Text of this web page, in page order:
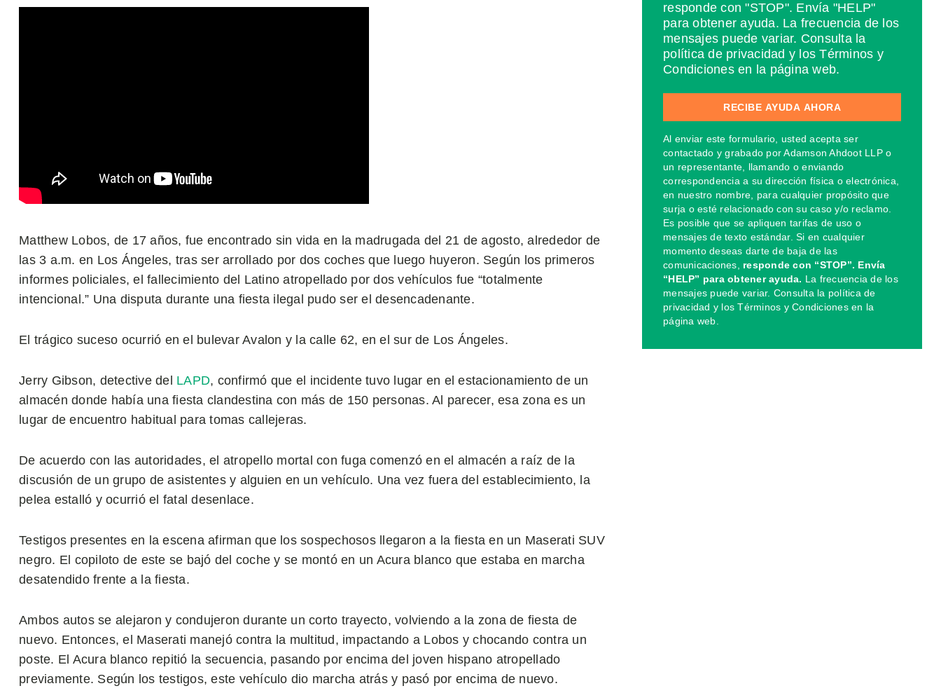
Matthew Lobos, de 17 años, fue encontrado sin vida en la madrugada del 21 de agosto, alrededor de
las 3 a.m. en Los Ángeles, tras ser arrollado por dos coches que luego huyeron. Según los primeros
informes policiales, el fallecimiento del Latino atropellado por dos vehículos fue “totalmente
intencional.” Una disputa durante una fiesta ilegal pudo ser el desencadenante.
El trágico suceso ocurrió en el bulevar Avalon y la calle 62, en el sur de Los Ángeles.
Jerry Gibson, detective del LAPD, confirmó que el incidente tuvo lugar en el estacionamiento de un
almacén donde había una fiesta clandestina con más de 150 personas. Al parecer, esa zona es un
lugar de encuentro habitual para tomas callejeras.
De acuerdo con las autoridades, el atropello mortal con fuga comenzó en el almacén a raíz de la
discusión de un grupo de asistentes y alguien en un vehículo. Una vez fuera del establecimiento, la
pelea estalló y ocurrió el fatal desenlace.
Testigos presentes en la escena afirman que los sospechosos llegaron a la fiesta en un Maserati SUV
negro. El copiloto de este se bajó del coche y se montó en un Acura blanco que estaba en marcha
desatendido frente a la fiesta.
Ambos autos se alejaron y condujeron durante un corto trayecto, volviendo a la zona de fiesta de
nuevo. Entonces, el Maserati manejó contra la multitud, impactando a Lobos y chocando contra un
poste. El Acura blanco repitió la secuencia, pasando por encima del joven hispano atropellado
previamente. Según los testigos, este vehículo dio marcha atrás y pasó por encima de nuevo.
responde con "STOP". Envía "HELP"
para obtener ayuda. La frecuencia de los
mensajes puede variar. Consulta la
política de privacidad y los Términos y
Condiciones en la página web.
Al enviar este formulario, usted acepta ser
contactado y grabado por Adamson Ahdoot LLP o
un representante, llamando o enviando
correspondencia a su dirección física o electrónica,
en nuestro nombre, para cualquier propósito que
surja o esté relacionado con su caso y/o reclamo.
Es posible que se apliquen tarifas de uso o
mensajes de texto estándar. Si en cualquier
momento deseas darte de baja de las
comunicaciones, responde con “STOP”. Envía
“HELP” para obtener ayuda. La frecuencia de los
mensajes puede variar. Consulta la política de
privacidad y los Términos y Condiciones en la
página web.